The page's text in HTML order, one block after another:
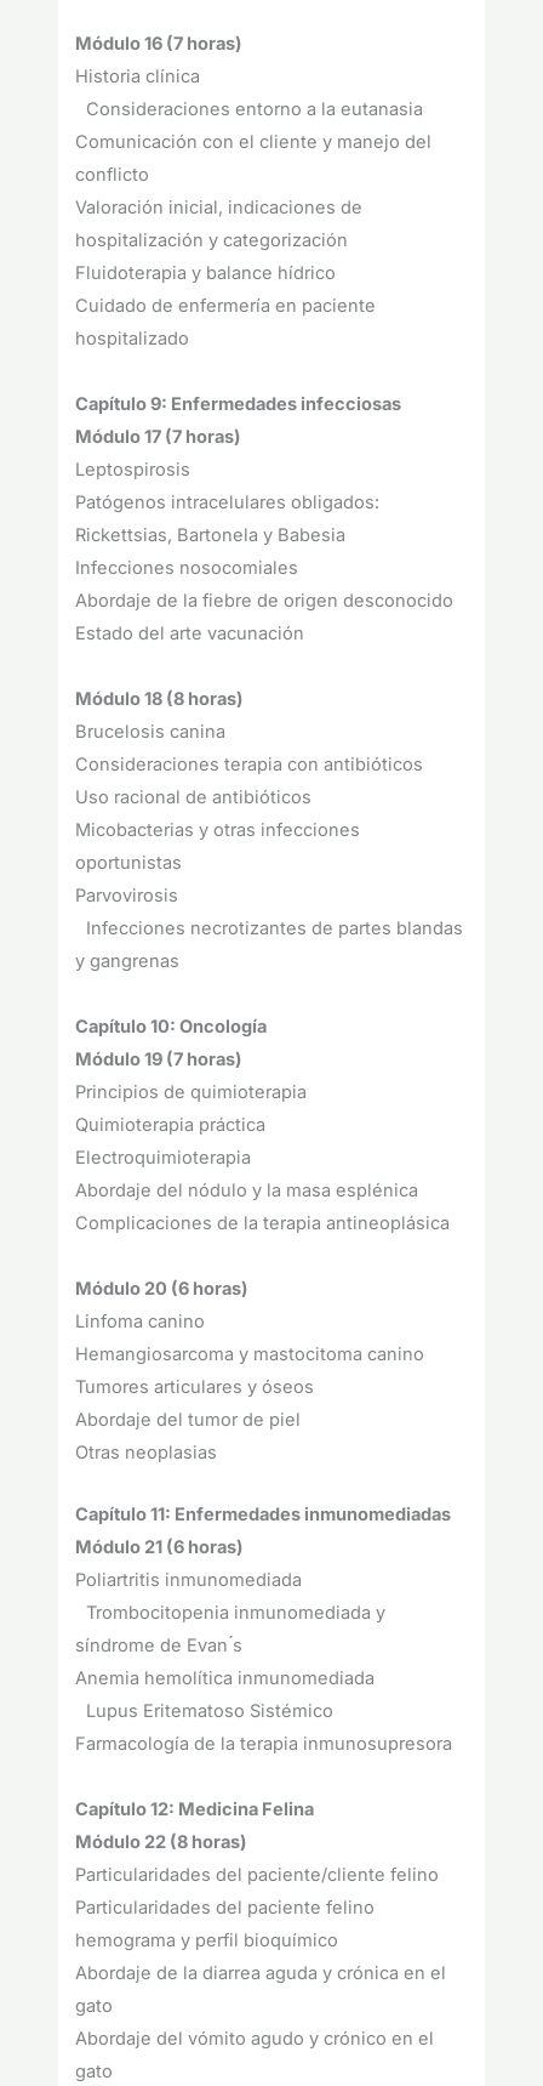
Módulo 16 (7 horas)
Historia clínica
Consideraciones entorno a la eutanasia
Comunicación con el cliente y manejo del
conflicto
Valoración inicial, indicaciones de
hospitalización y categorización
Fluidoterapia y balance hídrico
Cuidado de enfermería en paciente
hospitalizado
Capítulo 9: Enfermedades infecciosas
Módulo 17 (7 horas)
Leptospirosis
Patógenos intracelulares obligados:
Rickettsias, Bartonela y Babesia
Infecciones nosocomiales
Abordaje de la fiebre de origen desconocido
Estado del arte vacunación
Módulo 18 (8 horas)
Brucelosis canina
Consideraciones terapia con antibióticos
Uso racional de antibióticos
Micobacterias y otras infecciones
oportunistas
Parvovirosis
Infecciones necrotizantes de partes blandas
y gangrenas
Capítulo 10: Oncología
Módulo 19 (7 horas)
Principios de quimioterapia
Quimioterapia práctica
Electroquimioterapia
Abordaje del nódulo y la masa esplénica
Complicaciones de la terapia antineoplásica
Módulo 20 (6 horas)
Linfoma canino
Hemangiosarcoma y mastocitoma canino
Tumores articulares y óseos
Abordaje del tumor de piel
Otras neoplasias
Capítulo 11: Enfermedades inmunomediadas
Módulo 21 (6 horas)
Poliartritis inmunomediada
Trombocitopenia inmunomediada y
síndrome de Evan ́s
Anemia hemolítica inmunomediada
Lupus Eritematoso Sistémico
Farmacología de la terapia inmunosupresora
Capítulo 12: Medicina Felina
Módulo 22 (8 horas)
Particularidades del paciente/cliente felino
Particularidades del paciente felino
hemograma y perfil bioquímico
Abordaje de la diarrea aguda y crónica en el
gato
Abordaje del vómito agudo y crónico en el
gato